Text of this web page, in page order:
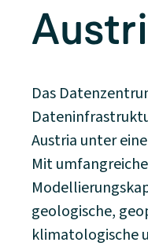
Das
Austria unter
Mit
geologische,
klimatologische